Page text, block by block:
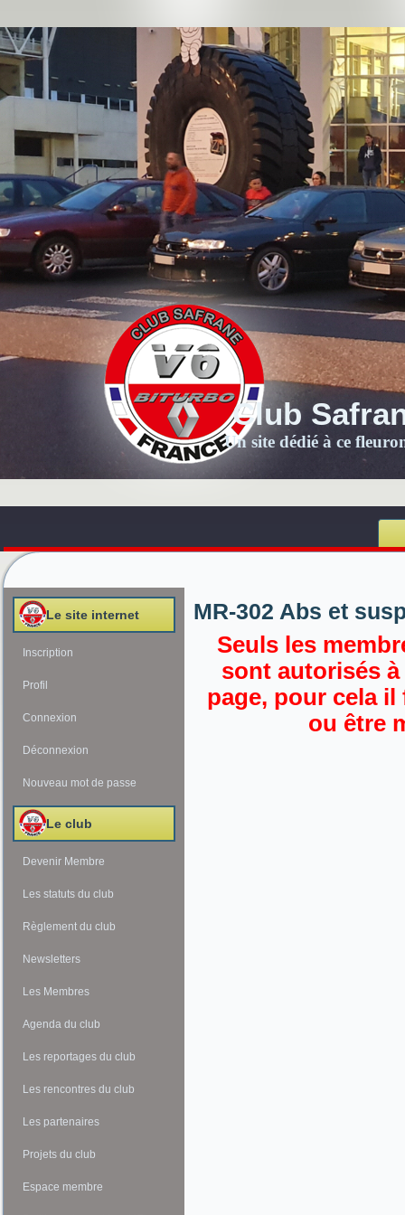
Club
Un site dédié à ce
Le site internet
Inscription
Profil
Connexion
Déconnexion
Nouveau mot de passe
Le club
Devenir Membre
Les statuts du club
Règlement du club
Newsletters
Les Membres
Agenda du club
Les reportages du club
Les rencontres du club
Les partenaires
Projets du club
Espace membre
MR-302 Abs et
Seuls les
sont autorisés
page, pour cela
ou être